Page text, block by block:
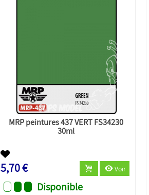
MRP peintures 437 VERT FS34230
30ml
5,70 € Voir
Disponible